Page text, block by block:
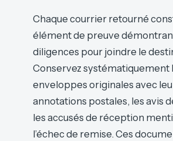
Chaque courrier retourné
élément de preuve
diligences pour joindre le
Conservez systématiquement
enveloppes originales avec
annotations postales, les avis
les accusés de réception
l’échec de remise. Ces